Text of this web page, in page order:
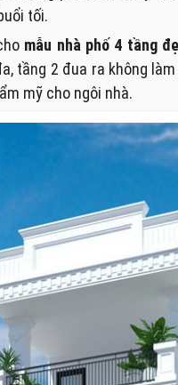
tối.
mẫu nhà phố 4 tầng
tầng 2 đua ra không
mỹ cho ngôi nhà.